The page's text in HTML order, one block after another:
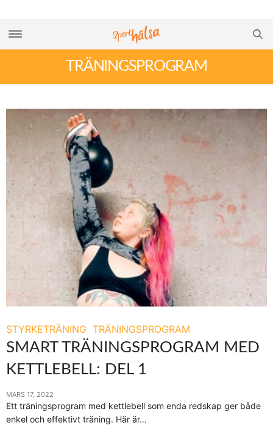
TRÄNINGSPROGRAM
STYRKETRÄNING TRÄNINGSPROGRAM
SMART TRÄNINGSPROGRAM MED
KETTLEBELL: DEL 1
MARS 17, 2022
Ett träningsprogram med kettlebell som enda redskap ger både
enkel och effektivt träning. Här är…